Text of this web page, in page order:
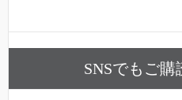
SNSでもご購